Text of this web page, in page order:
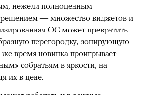
нежели полноценным
— множество виджетов и
ОС может превратить
перегородку, зонирующую
же время новинка проигрывает
собратьям в яркости, на
их в цене.